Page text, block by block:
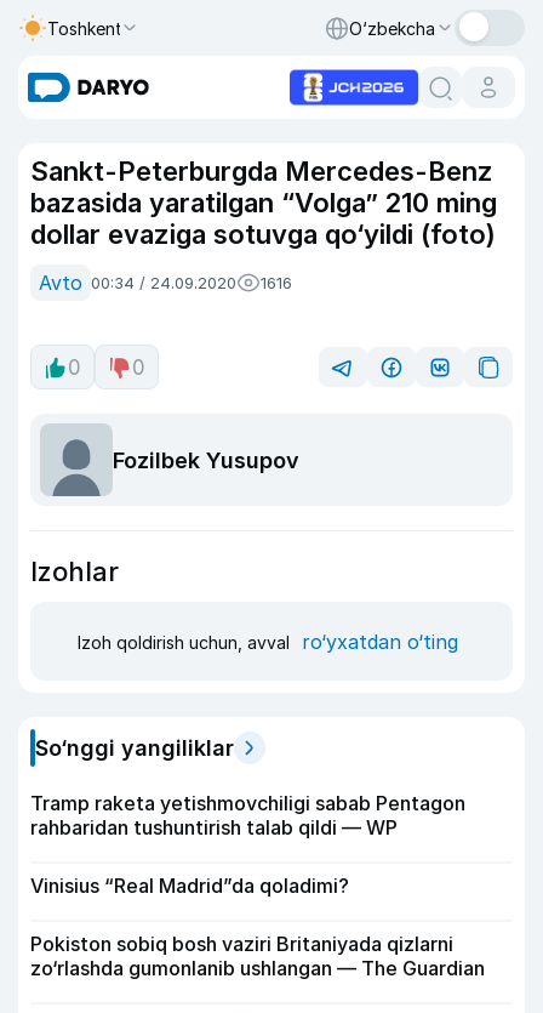
Toshkent O‘zbekcha
Sankt-Peterburgda Mercedes-Benz
bazasida yaratilgan “Volga” 210 ming
dollar evaziga sotuvga qo‘yildi (foto)
Avto 00:34 / 24.09.2020 1616
0 0
Fozilbek Yusupov
Izohlar
Izoh qoldirish uchun, avval ro‘yxatdan o‘ting
So‘nggi yangiliklar
Tramp raketa yetishmovchiligi sabab Pentagon
rahbaridan tushuntirish talab qildi — WP
Vinisius “Real Madrid”da qoladimi?
Pokiston sobiq bosh vaziri Britaniyada qizlarni
zo‘rlashda gumonlanib ushlangan — The Guardian